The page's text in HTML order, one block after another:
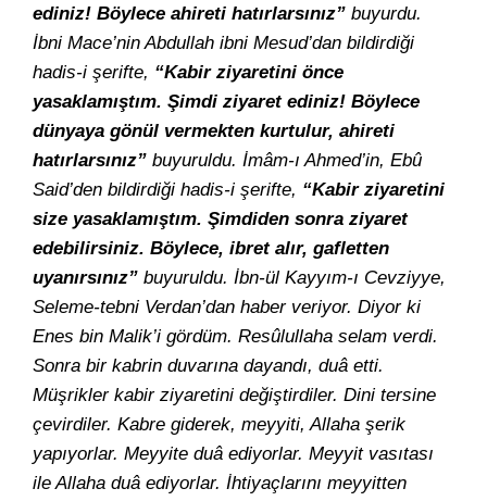
ediniz! Böylece ahireti hatırlarsınız” buyurdu.
İbni Mace’nin Abdullah ibni Mesud’dan bildirdiği
hadis-i şerifte, “Kabir ziyaretini önce
yasaklamıştım. Şimdi ziyaret ediniz! Böylece
dünyaya gönül vermekten kurtulur, ahireti
hatırlarsınız” buyuruldu. İmâm-ı Ahmed’in, Ebû
Said’den bildirdiği hadis-i şerifte, “Kabir ziyaretini
size yasaklamıştım. Şimdiden sonra ziyaret
edebilirsiniz. Böylece, ibret alır, gafletten
uyanırsınız” buyuruldu. İbn-ül Kayyım-ı Cevziyye,
Seleme-tebni Verdan’dan haber veriyor. Diyor ki
Enes bin Malik’i gördüm. Resûlullaha selam verdi.
Sonra bir kabrin duvarına dayandı, duâ etti.
Müşrikler kabir ziyaretini değiştirdiler. Dini tersine
çevirdiler. Kabre giderek, meyyiti, Allaha şerik
yapıyorlar. Meyyite duâ ediyorlar. Meyyit vasıtası
ile Allaha duâ ediyorlar. İhtiyaçlarını meyyitten